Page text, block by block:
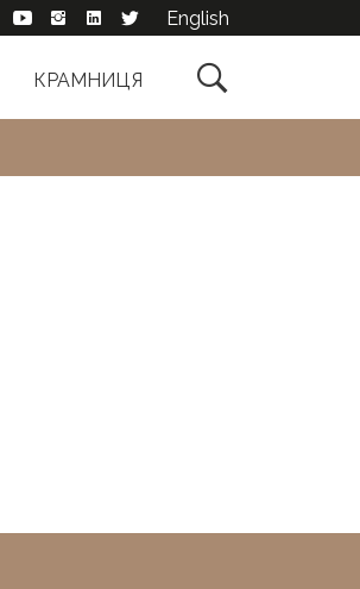

КРАМНИЦЯ
English